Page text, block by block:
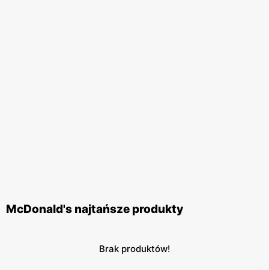
McDonald's najtańsze produkty
Brak produktów!